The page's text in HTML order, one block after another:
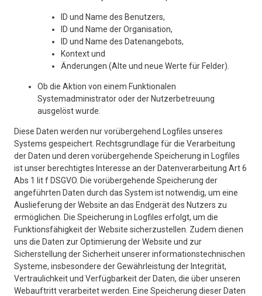
ID und Name des Benutzers,
ID und Name der Organisation,
ID und Name des Datenangebots,
Kontext und
Änderungen (Alte und neue Werte für Felder).
Ob die Aktion von einem Funktionalen
Systemadministrator oder der Nutzerbetreuung
ausgelöst wurde.
Diese Daten werden nur vorübergehend Logfiles unseres
Systems gespeichert. Rechtsgrundlage für die Verarbeitung
der Daten und deren vorübergehende Speicherung in Logfiles
ist unser berechtigtes Interesse an der Datenverarbeitung Art 6
Abs 1 lit f DSGVO. Die vorübergehende Speicherung der
angeführten Daten durch das System ist notwendig, um eine
Auslieferung der Website an das Endgerät des Nutzers zu
ermöglichen. Die Speicherung in Logfiles erfolgt, um die
Funktionsfähigkeit der Website sicherzustellen. Zudem dienen
uns die Daten zur Optimierung der Website und zur
Sicherstellung der Sicherheit unserer informationstechnischen
Systeme, insbesondere der Gewährleistung der Integrität,
Vertraulichkeit und Verfügbarkeit der Daten, die über unseren
Webauftritt verarbeitet werden. Eine Speicherung dieser Daten